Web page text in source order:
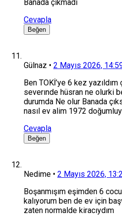
Banada çıkmadı
Cevapla
Beğen
Gülnaz • 2 Mayıs 2026,
Ben TOKİ’ye 6 kez
severınde hüsran ne olurki
durumda Ne olur Banada
nasıl ev alim 1972
Cevapla
Beğen
Nedime • 2 Mayıs 2026,
Boşanmışım eşimden 6
kalıyorum ben de ev için
zaten normalde kiracıydım